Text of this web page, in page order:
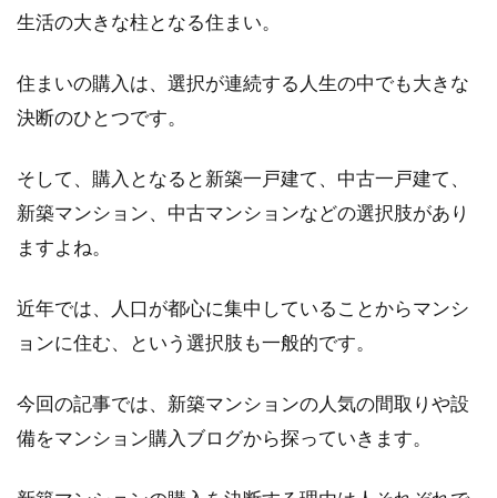
マンションでの楽器音は騒音！ピア
ノは何時まで弾いていい？
す。また、...
らどうしたらいい？
書が見当たらない。契約書がなければ、どうな
るのでしょ...
生活の大きな柱となる住まい。
住まいの購入は、選択が連続する人生の中でも大きな
決断のひとつです。
そして、購入となると新築一戸建て、中古一戸建て、
新築マンション、中古マンションなどの選択肢があり
ますよね。
近年では、人口が都心に集中していることからマンシ
ョンに住む、という選択肢も一般的です。
今回の記事では、新築マンションの人気の間取りや設
備をマンション購入ブログから探っていきます。